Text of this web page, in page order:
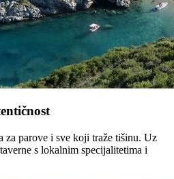
za parove i sve koji traže tišinu. Uz
s lokalnim specijalitetima i